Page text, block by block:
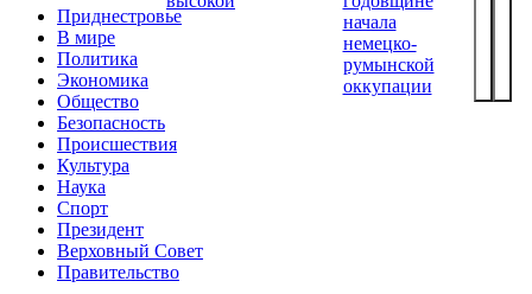
Приднестровье
В мире
Политика
Экономика
Общество
Безопасность
Происшествия
Культура
Наука
Спорт
Президент
Верховный Совет
Правительство
начала
немецко-
румынской
оккупации